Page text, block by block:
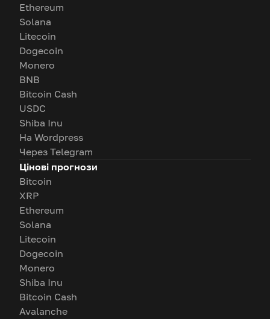
Ethereum
Solana
Litecoin
Dogecoin
Monero
BNB
Bitcoin Cash
USDC
Shiba Inu
На Wordpress
Через Telegram
Цінові прогнози
Bitcoin
XRP
Ethereum
Solana
Litecoin
Dogecoin
Monero
Shiba Inu
Bitcoin Cash
Avalanche